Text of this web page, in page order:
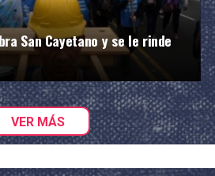
San Cayetano y se le rinde
VER MÁS